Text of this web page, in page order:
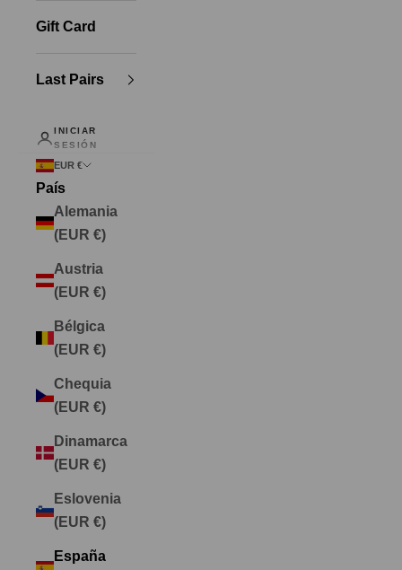
Gift Card
Last Pairs
INICIAR
SESIÓN
EUR €
País
Alemania
(EUR €)
Austria
(EUR €)
Bélgica
(EUR €)
Chequia
(EUR €)
Dinamarca
(EUR €)
Eslovenia
(EUR €)
España